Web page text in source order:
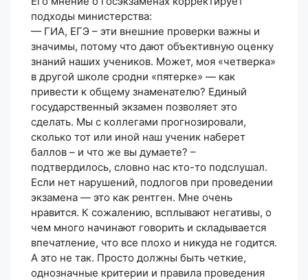
подходы министерства:
— ГИА, ЕГЭ – эти внешние проверки важны и
значимы, потому что дают объективную оценку
знаний наших учеников. Может, моя «четверка»
в другой школе сродни «пятерке» — как
привести к общему знаменателю? Единый
государственный экзамен позволяет это
сделать. Мы с коллегами прогнозировали,
сколько тот или иной наш ученик наберет
баллов – и что же вы думаете? –
подтвердилось, словно нас кто-то подслушал.
Если нет нарушений, подлогов при проведении
экзамена — это как рентген. Мне очень
нравится. К сожалению, всплывают негативы, о
чем много начинают говорить и складывается
впечатление, что все плохо и никуда не годится.
А это не так. Просто должны быть четкие,
однозначные критерии и правила проведения